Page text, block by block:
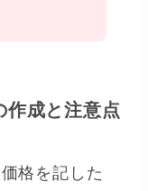
作成と注意点
格を記した